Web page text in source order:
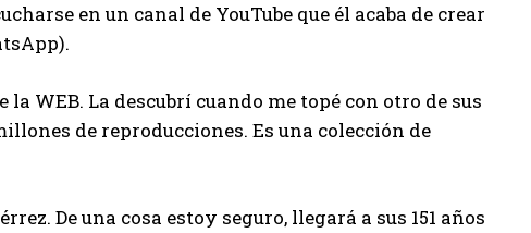
en un canal de YouTube que él acaba de crear
WEB. La descubrí cuando me topé con otro de sus
de reproducciones. Es una colección de
De una cosa estoy seguro, llegará a sus 151 años